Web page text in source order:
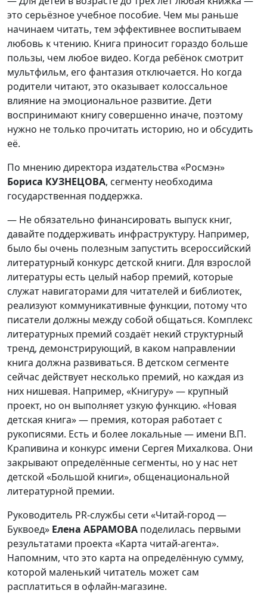
это серьёзное учебное пособие. Чем мы раньше
начинаем читать, тем эффективнее воспитываем
любовь к чтению. Книга приносит гораздо больше
пользы, чем любое видео. Когда ребёнок смотрит
мультфильм, его фантазия отключается. Но когда
родители читают, это оказывает колоссальное
влияние на эмоциональное развитие. Дети
воспринимают книгу совершенно иначе, поэтому
нужно не только прочитать историю, но и обсудить
её.
По мнению директора издательства «Росмэн»
Бориса КУЗНЕЦОВА, сегменту необходима
государственная поддержка.
— Не обязательно финансировать выпуск книг,
давайте поддерживать инфраструктуру. Например,
было бы очень полезным запустить всероссийский
литературный конкурс детской книги. Для взрослой
литературы есть целый набор премий, которые
служат навигаторами для читателей и библиотек,
реализуют коммуникативные функции, потому что
писатели должны между собой общаться. Комплекс
литературных премий создаёт некий структурный
тренд, демонстрирующий, в каком направлении
книга должна развиваться. В детском сегменте
сейчас действует несколько премий, но каждая из
них нишевая. Например, «Книгуру» — крупный
проект, но он выполняет узкую функцию. «Новая
детская книга» — премия, которая работает с
рукописями. Есть и более локальные — имени В.П.
Крапивина и конкурс имени Сергея Михалкова. Они
закрывают определённые сегменты, но у нас нет
детской «Большой книги», общенациональной
литературной премии.
Руководитель PR-службы сети «Читай-город —
Буквоед» Елена АБРАМОВА поделилась первыми
результатами проекта «Карта читай-агента».
Напомним, что это карта на определённую сумму,
которой маленький читатель может сам
расплатиться в офлайн-магазине.